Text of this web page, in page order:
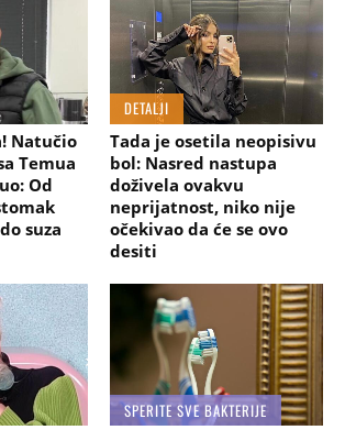
Natučio
Temua
Od
suza
DETALJI
Tada je osetila neopisivu
bol: Nasred nastupa
doživela ovakvu
neprijatnost, niko nije
očekivao da će se ovo
desiti
SPERITE SVE BAKTERIJE